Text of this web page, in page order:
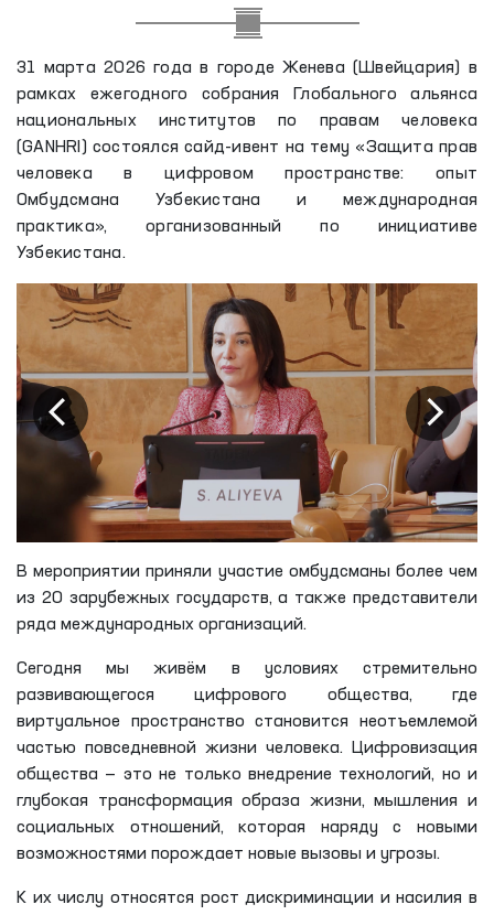
31 марта 2026 года в городе Женева (Швейцария) в
рамках ежегодного собрания Глобального альянса
национальных институтов по правам человека
(GANHRI) состоялся сайд-ивент на тему «Защита прав
человека в цифровом пространстве: опыт
Омбудсмана Узбекистана и международная
практика», организованный по инициативе
Узбекистана.
В мероприятии приняли участие омбудсманы более чем
из 20 зарубежных государств, а также представители
ряда международных организаций.
Сегодня мы живём в условиях стремительно
развивающегося цифрового общества, где
виртуальное пространство становится неотъемлемой
частью повседневной жизни человека. Цифровизация
общества — это не только внедрение технологий, но и
глубокая трансформация образа жизни, мышления и
социальных отношений, которая наряду с новыми
возможностями порождает новые вызовы и угрозы.
К их числу относятся рост дискриминации и насилия в